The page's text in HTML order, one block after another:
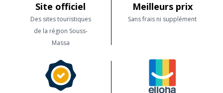
Site officiel
Des sites touristiques
de la région Souss-
Massa
Meilleurs prix
Sans frais ni supplément